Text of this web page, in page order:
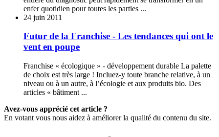
enfer quotidien pour toutes les parties ...
24 juin 2011
Futur de la Franchise - Les tendances qui ont le
vent en poupe
Franchise « écologique » - développement durable La palette
de choix est très large ! Incluez-y toute branche relative, à un
niveau ou à un autre, à l’écologie et aux produits bio. Des
articles « bâtiment ...
Avez-vous apprécié cet article ?
En votant vous nous aidez à améliorer la qualité du contenu du site.